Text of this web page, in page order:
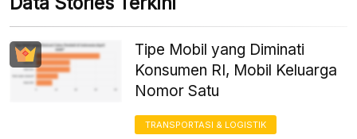
Tipe Mobil yang Diminati
Konsumen RI, Mobil Keluarga
Nomor Satu
TRANSPORTASI & LOGISTIK